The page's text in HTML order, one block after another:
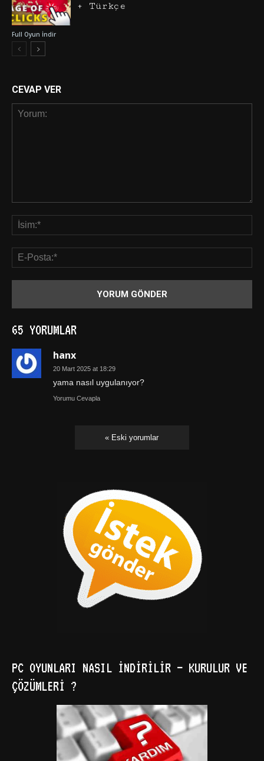
Full Oyun İndir
+ Türkçe
CEVAP VER
65 YORUMLAR
hanx
20 Mart 2025 at 18:29
yama nasıl uygulanıyor?
Yorumu Cevapla
« Eski yorumlar
PC OYUNLARI NASIL İNDIRILIR – KURULUR VE
ÇÖZÜMLERI ?